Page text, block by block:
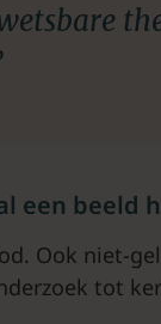
een beeld
Ook niet-
tot